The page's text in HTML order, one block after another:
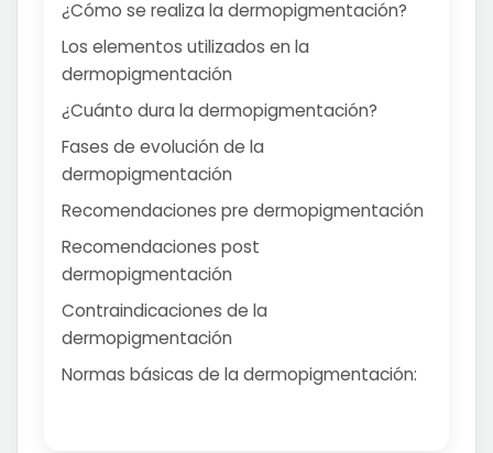
¿Cómo se realiza la dermopigmentación?
Los elementos utilizados en la
dermopigmentación
¿Cuánto dura la dermopigmentación?
Fases de evolución de la
dermopigmentación
Recomendaciones pre dermopigmentación
Recomendaciones post
dermopigmentación
Contraindicaciones de la
dermopigmentación
Normas básicas de la dermopigmentación: